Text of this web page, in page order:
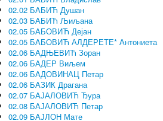
02.02 БАБИЋ Душан
02.03 БАБИЋ Љиљана
02.05 БАБОВИЋ Дејан
02.05 БАБОВИЋ АЛДЕРЕТЕ* Антониета
02.06 БАДЊЕВИЋ Зоран
02.06 БАДЕР Виљем
02.06 БАДОВИНАЦ Петар
02.06 БАЗИК Драгана
02.07 БАЈАЛОВИЋ Ђура
02.08 БАЈАЛОВИЋ Петар
02.09 БАЈЛОН Мате